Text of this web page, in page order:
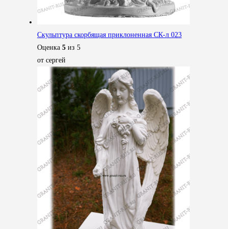
Скульптура скорбящая приклоненная СК-л 023
Оценка 5 из 5
от сергей